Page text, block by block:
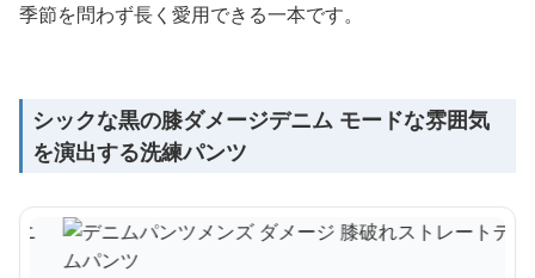
季節を問わず長く愛用できる一本です。
シックな黒の膝ダメージデニム モードな雰囲気
を演出する洗練パンツ